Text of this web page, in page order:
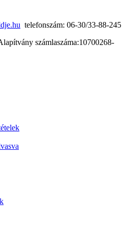
telefonszám: 06-30/33-88-245
számlaszáma:10700268-